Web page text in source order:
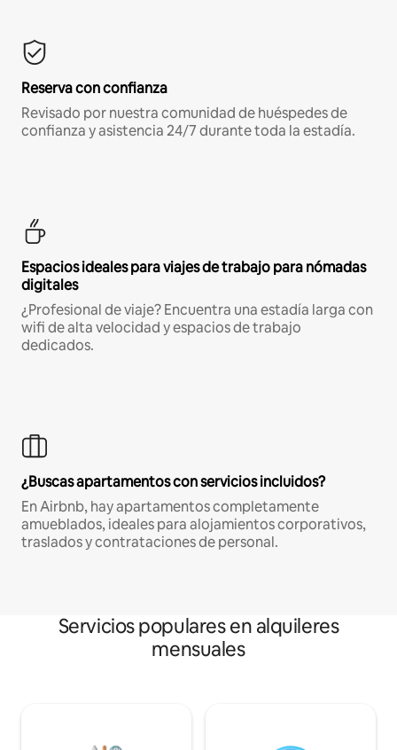
Reserva con confianza
Revisado por nuestra comunidad de huéspedes de
confianza y asistencia 24/7 durante toda la estadía.
Espacios ideales para viajes de trabajo para nómadas
digitales
¿Profesional de viaje? Encuentra una estadía larga con
wifi de alta velocidad y espacios de trabajo
dedicados.
¿Buscas apartamentos con servicios incluidos?
En Airbnb, hay apartamentos completamente
amueblados, ideales para alojamientos corporativos,
traslados y contrataciones de personal.
Servicios populares en alquileres
mensuales